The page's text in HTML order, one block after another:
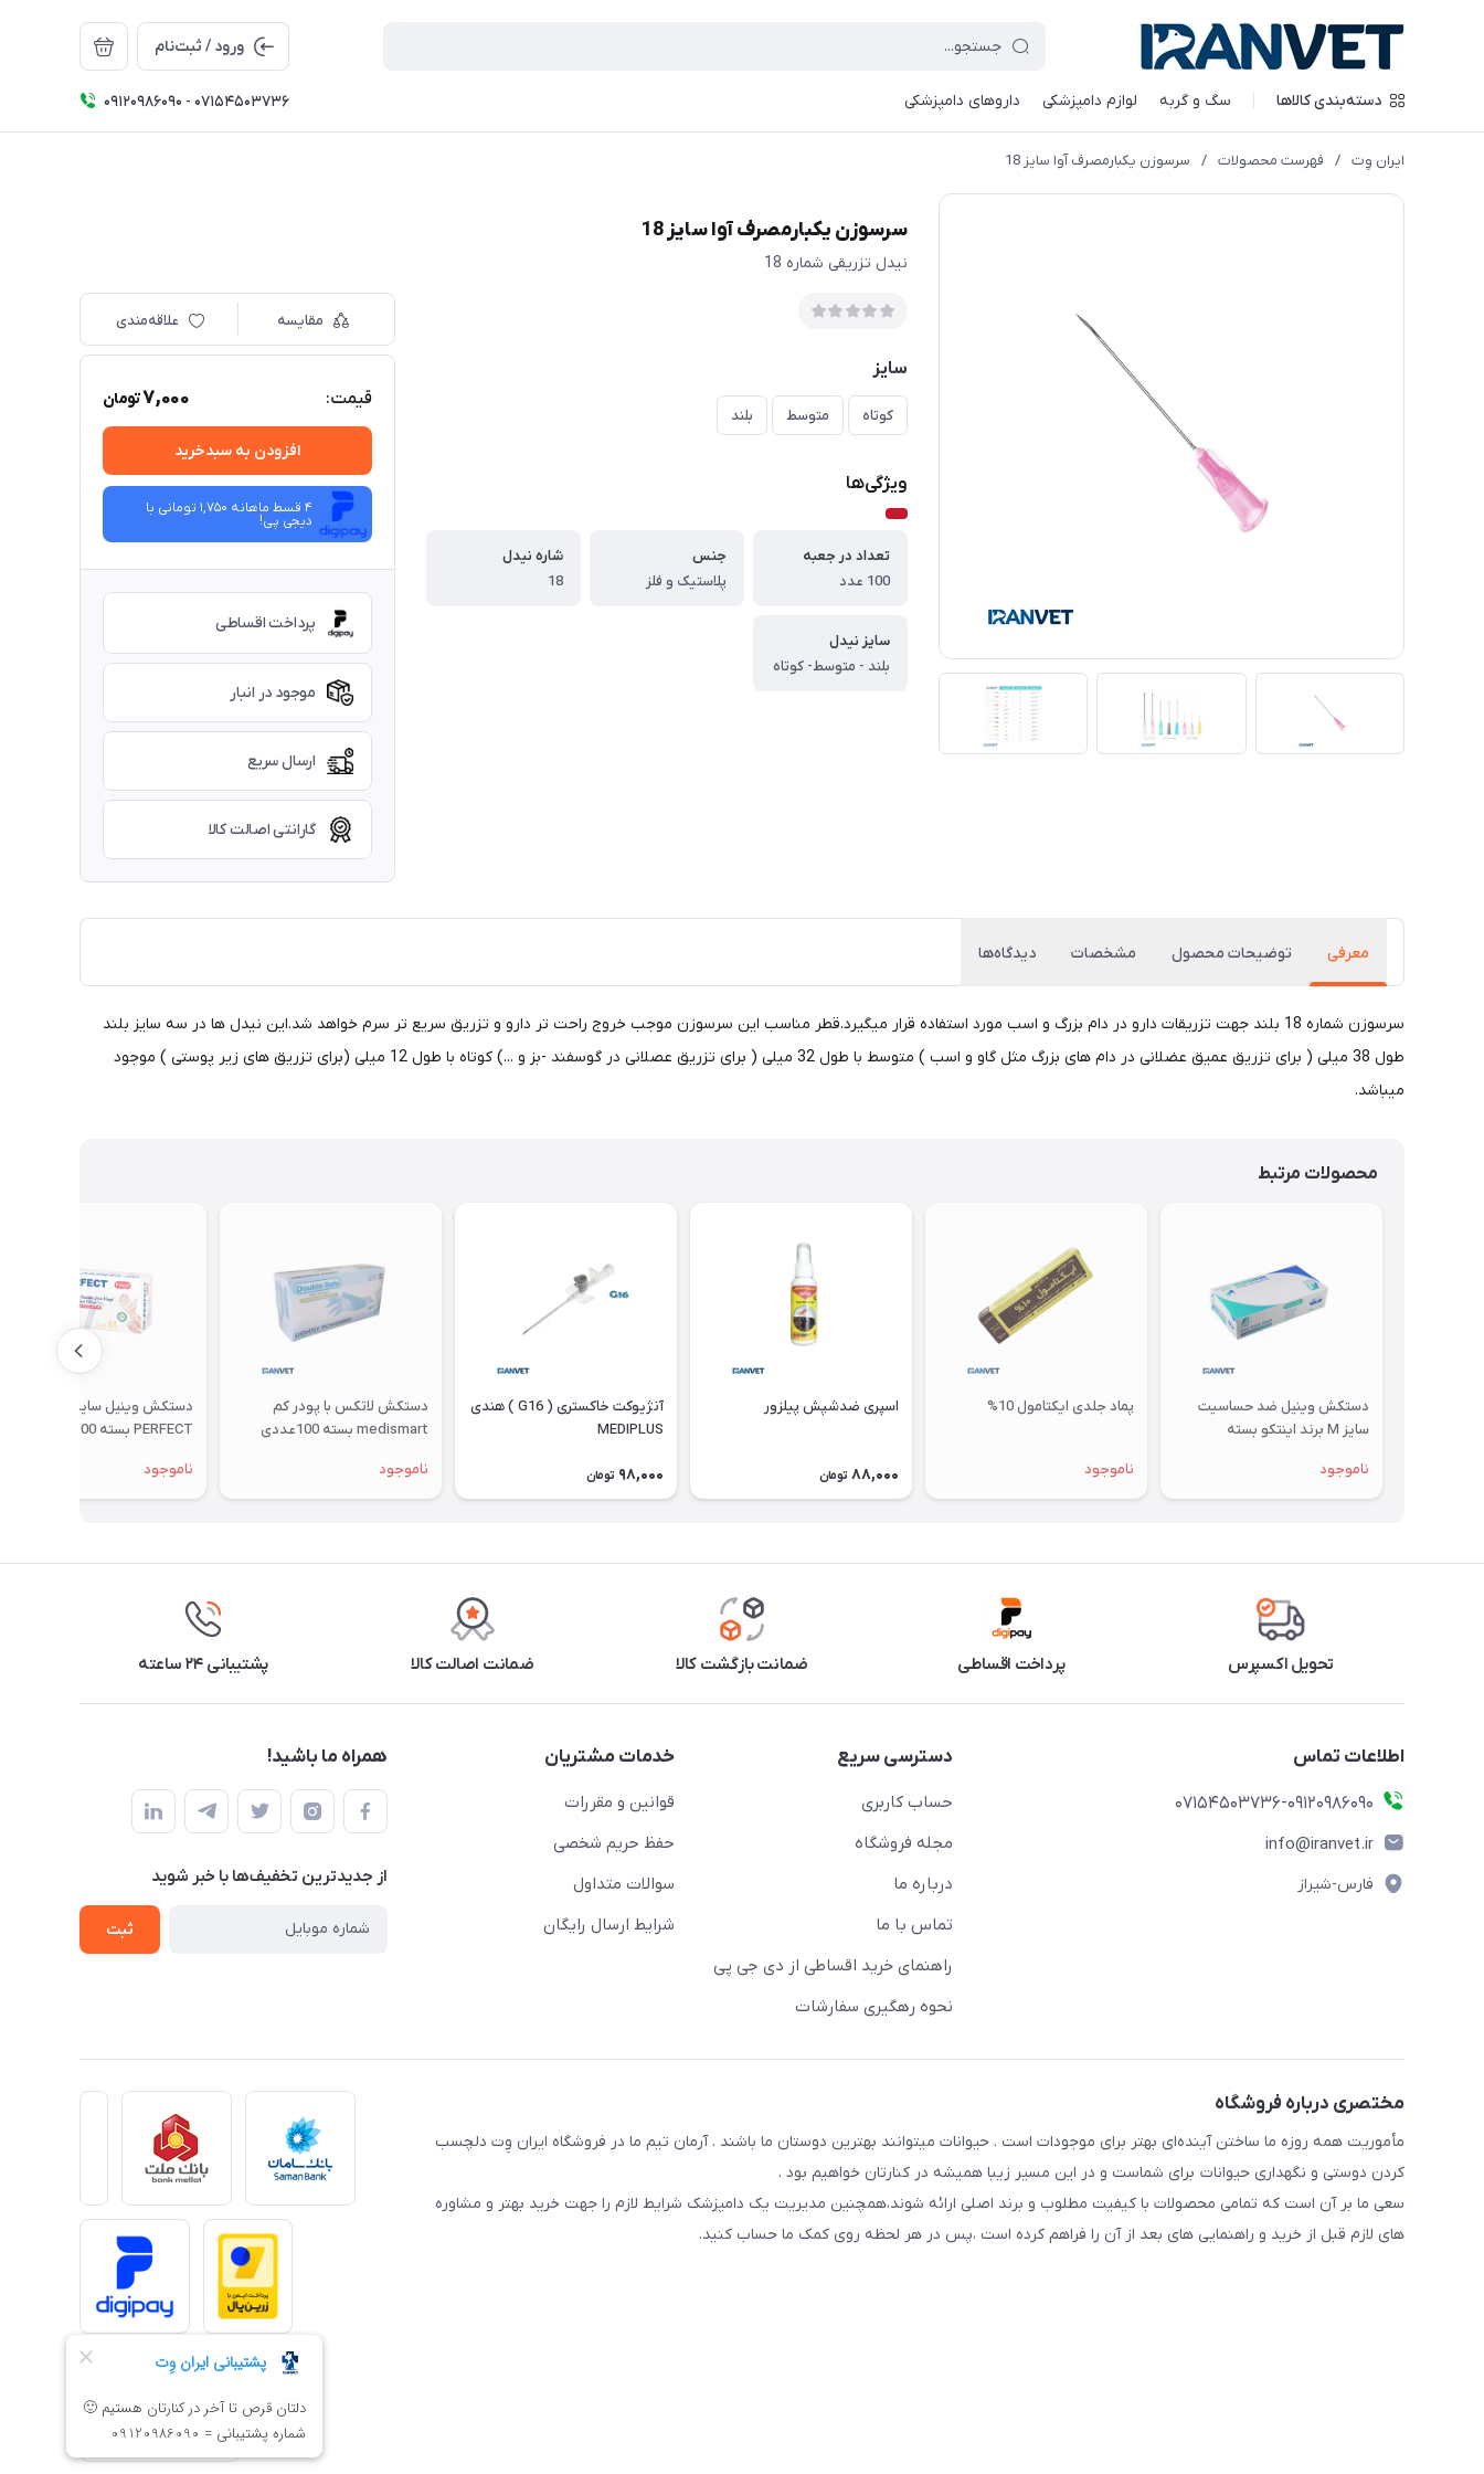
ورود / ثبت‌نام
دسته‌بندی کالاها سگ و گربه لوازم دامپزشکی داروهای دامپزشکی 09120986090 - 07154503736
ایران وِت / فهرست محصولات / سرسوزن یکبارمصرف آوا سایز 18
سرسوزن یکبارمصرف آوا سایز 18
نیدل تزریقی شماره 18
سایز
کوتاه متوسط بلند
ویژگی‌ها
تعداد در جعبه
100 عدد
جنس
پلاستیک و فلز
شاره نیدل
18
سایز نیدل
بلند - متوسط- کوتاه
مقایسه علاقه‌مندی
قیمت: 7,000تومان
افزودن به سبدخرید
4 قسط ماهانه 1,750 تومانی با
دیجی ‌پی!
پرداخت اقساطی
موجود در انبار
ارسال سریع
گارانتی اصالت کالا
معرفی توضیحات محصول مشخصات دیدگاه‌ها
سرسوزن شماره 18 بلند جهت تزریقات دارو در دام بزرگ و اسب مورد استفاده قرار میگیرد.قطر مناسب این سرسوزن موجب خروج راحت تر دارو و تزریق سریع تر سرم خواهد شد.این نیدل ها در سه سایز بلند
طول 38 میلی ( برای تزریق عمیق عضلانی در دام های بزرگ مثل گاو و اسب ) متوسط با طول 32 میلی ( برای تزریق عصلانی در گوسفند -بز و ...) کوتاه با طول 12 میلی (برای تزریق های زیر پوستی ) موجود
میباشد.
محصولات مرتبط
دستکش وینیل ضد حساسیت
سایز M برند اینتکو بسته
ناموجود
پماد جلدی ایکتامول 10%
ناموجود
اسپری ضدشپش پیلزور
88,000 تومان
آنژیوکت خاکستری ( G16 ) هندی
MEDIPLUS
98,000 تومان
دستکش لاتکس با پودر کم
medismart بسته 100عددی
ناموجود
PERFECT بسته 100عددی
ناموجود
تحویل اکسپرس پرداخت اقساطی ضمانت بازگشت کالا ضمانت اصالت کالا پشتیبانی ۲۴ ساعته
اطلاعات تماس
07154503736-09120986090
info@iranvet.ir
فارس-شیراز
دسترسی سریع
حساب کاربری
مجله فروشگاه
درباره ما
تماس با ما
راهنمای خرید اقساطی از دی جی پی
نحوه رهگیری سفارشات
خدمات مشتریان
قوانین و مقررات
حفظ حریم شخصی
سوالات متداول
شرایط ارسال رایگان
همراه ما باشید!
از جدید‌ترین تخفیف‌ها با‌ خبر شوید
ثبت
مختصری درباره فروشگاه
مأموریت همه روزه ما ساختن آینده‌ای بهتر برای موجودات است . حیوانات میتوانند بهترین دوستان ما باشند . آرمان تیم ما در فروشگاه ایران وِت دلچسب
کردن دوستی و نگهداری حیوانات برای شماست و در این مسیر زیبا همیشه در کنارتان خواهیم بود .
سعی ما بر آن است که تمامی محصولات با کیفیت مطلوب و برند اصلی ارائه شوند،همچنین مدیریت یک دامپزشک شرایط لازم را جهت خرید بهتر و مشاوره
های لازم قبل از خرید و راهنمایی های بعد از آن را فراهم کرده است ،پس در هر لحظه روی کمک ما حساب کنید.